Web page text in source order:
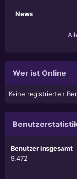
News
Wer ist Online
Keine registrierten
Benutzer insgesamt
9.472